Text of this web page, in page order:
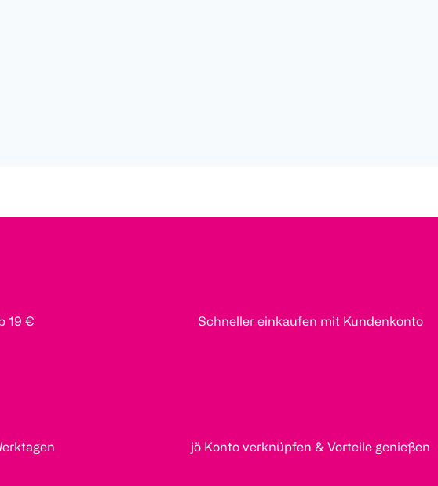
19 € Schneller einkaufen mit Kundenkonto
jö Konto verknüpfen & Vorteile genießen